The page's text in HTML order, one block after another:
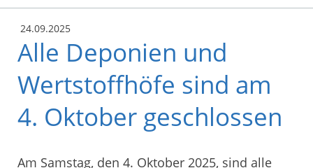
24.09.2025
Alle Deponien und
Wertstoffhöfe sind am
4. Oktober geschlossen
Am Samstag, den 4. Oktober 2025, sind alle